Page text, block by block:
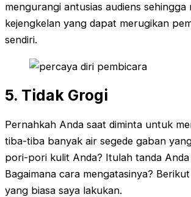
mengurangi antusias audiens sehingga
kejengkelan yang dapat merugikan
sendiri.
5. Tidak Grogi
Pernahkah Anda saat diminta untuk
tiba-tiba banyak air segede gaban
pori-pori kulit Anda? Itulah tanda
Bagaimana cara mengatasinya?
yang biasa saya lakukan.